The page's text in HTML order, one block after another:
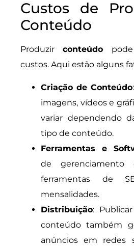
Custos de
Conteúdo
Produzirconteúdo
custos. Aqui estão alguns
Criação de Conteúdo
imagens, vídeos e
variar dependendo
tipo de conteúdo.
Ferramentas e
de
ferramentas de
mensalidades.
Distribuição:
conteúdo também
anúncios em redes